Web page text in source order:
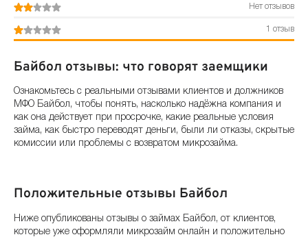
Нет отзывов
1 отзыв
Байбол отзывы: что говорят заемщики
Ознакомьтесь с реальными отзывами клиентов и должников
МФО Байбол, чтобы понять, насколько надёжна компания и
как она действует при просрочке, какие реальные условия
займа, как быстро переводят деньги, были ли отказы, скрытые
комиссии или проблемы с возвратом микрозайма.
Положительные отзывы Байбол
Ниже опубликованы отзывы о займах Байбол, от клиентов,
которые уже оформляли микрозайм онлайн и положительно